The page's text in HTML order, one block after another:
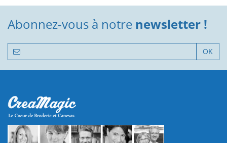
Abonnez-vous à notre newsletter !
OK